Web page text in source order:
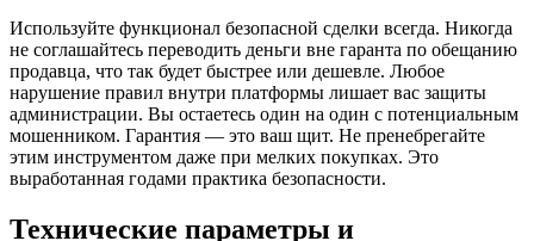
Используйте функционал безопасной сделки всегда. Никогда
не соглашайтесь переводить деньги вне гаранта по обещанию
продавца, что так будет быстрее или дешевле. Любое
нарушение правил внутри платформы лишает вас защиты
администрации. Вы остаетесь один на один с потенциальным
мошенником. Гарантия — это ваш щит. Не пренебрегайте
этим инструментом даже при мелких покупках. Это
выработанная годами практика безопасности.
Технические параметры и